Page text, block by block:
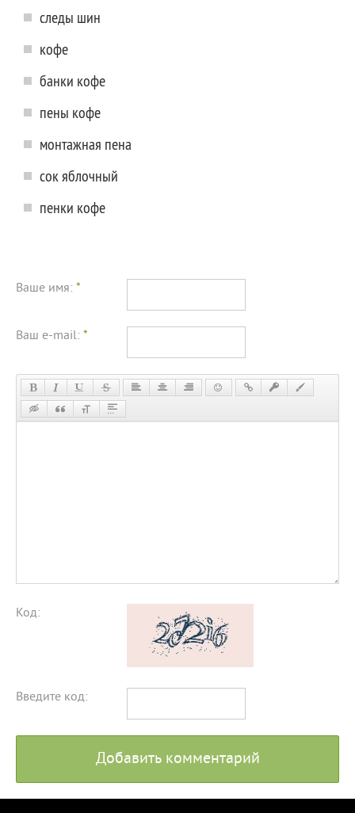
следы шин
кофе
банки кофе
пены кофе
монтажная пена
сок яблочный
пенки кофе
Ваше имя: *
Ваш e-mail: *
Код:
Введите код:
Добавить комментарий